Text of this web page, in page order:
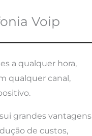
Voip
a qualquer hora,
qualquer canal,
grandes vantagens
de custos,